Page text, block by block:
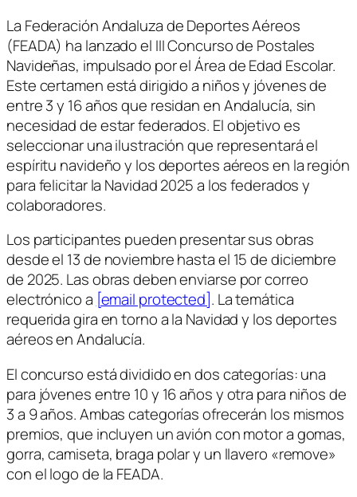
La Federación Andaluza de Deportes Aéreos
(FEADA) ha lanzado el III Concurso de Postales
Navideñas, impulsado por el Área de Edad Escolar.
Este certamen está dirigido a niños y jóvenes de
entre 3 y 16 años que residan en Andalucía, sin
necesidad de estar federados. El objetivo es
seleccionar una ilustración que representará el
espíritu navideño y los deportes aéreos en la región
para felicitar la Navidad 2025 a los federados y
colaboradores.
Los participantes pueden presentar sus obras
desde el 13 de noviembre hasta el 15 de diciembre
de 2025. Las obras deben enviarse por correo
electrónico a [email protected]. La temática
requerida gira en torno a la Navidad y los deportes
aéreos en Andalucía.
El concurso está dividido en dos categorías: una
para jóvenes entre 10 y 16 años y otra para niños de
3 a 9 años. Ambas categorías ofrecerán los mismos
premios, que incluyen un avión con motor a gomas,
gorra, camiseta, braga polar y un llavero «remove»
con el logo de la FEADA.